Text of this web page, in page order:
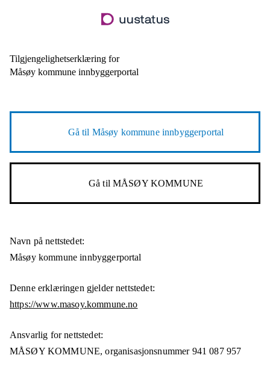
til
Tilgjengelighetserklæring for
Måsøy kommune innbyggerportal
Gå til Måsøy kommune innbyggerportal
Gå tilMÅSØY KOMMUNE
Navn på nettstedet:
Måsøy kommune innbyggerportal
Denne erklæringen gjelder nettstedet:
https://www.masoy.kommune.no
Ansvarlig for nettstedet:
MÅSØY KOMMUNE,organisasjonsnummer 941 087 957